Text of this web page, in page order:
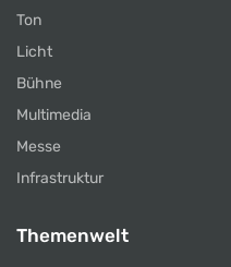
Ton
Licht
Bühne
Multimedia
Messe
Infrastruktur
Themenwelt